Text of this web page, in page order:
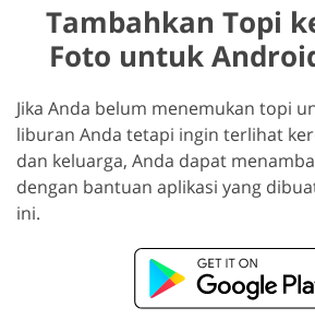
Tambahkan Topi
Foto untuk
Jika Anda belum menemukan topi
liburan Anda tetapi ingin terlihat
dan keluarga, Anda dapat
dengan bantuan aplikasi yang
ini.